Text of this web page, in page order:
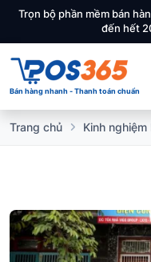
Trọn bộ phần mềm bán
đến hết
Bán hàng nhanh - Thanh toán chuẩn
Trang chủ Kinh